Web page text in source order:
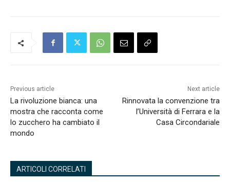
Previous article
La rivoluzione bianca: una
mostra che racconta come
lo zucchero ha cambiato il
mondo
Next article
Rinnovata la convenzione tra
l’Università di Ferrara e la
Casa Circondariale
ARTICOLI CORRELATI